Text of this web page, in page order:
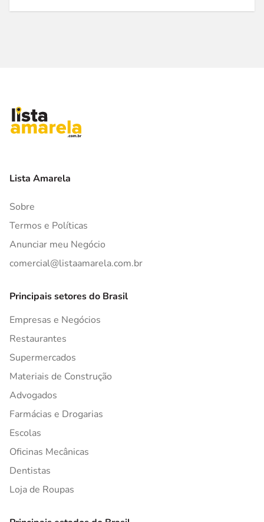
Lista Amarela
Sobre
Termos e Políticas
Anunciar meu Negócio
comercial@listaamarela.com.br
Principais setores do Brasil
Empresas e Negócios
Restaurantes
Supermercados
Materiais de Construção
Advogados
Farmácias e Drogarias
Escolas
Oficinas Mecânicas
Dentistas
Loja de Roupas